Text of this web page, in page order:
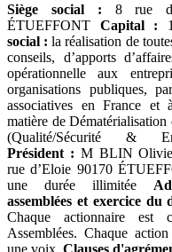
Siège social : 8 rue
ÉTUEFFONT Capital :
social : la réalisation de
conseils, d’apports
opérationnelle aux
organisations publiques,
associatives en France et
matière de Dématérialisation
(Qualité/Sécurité &
Président : M BLIN
rue d’Eloie 90170
une durée illimitée
assemblées et exercice
Chaque actionnaire est
Assemblées. Chaque
une voix. Clauses